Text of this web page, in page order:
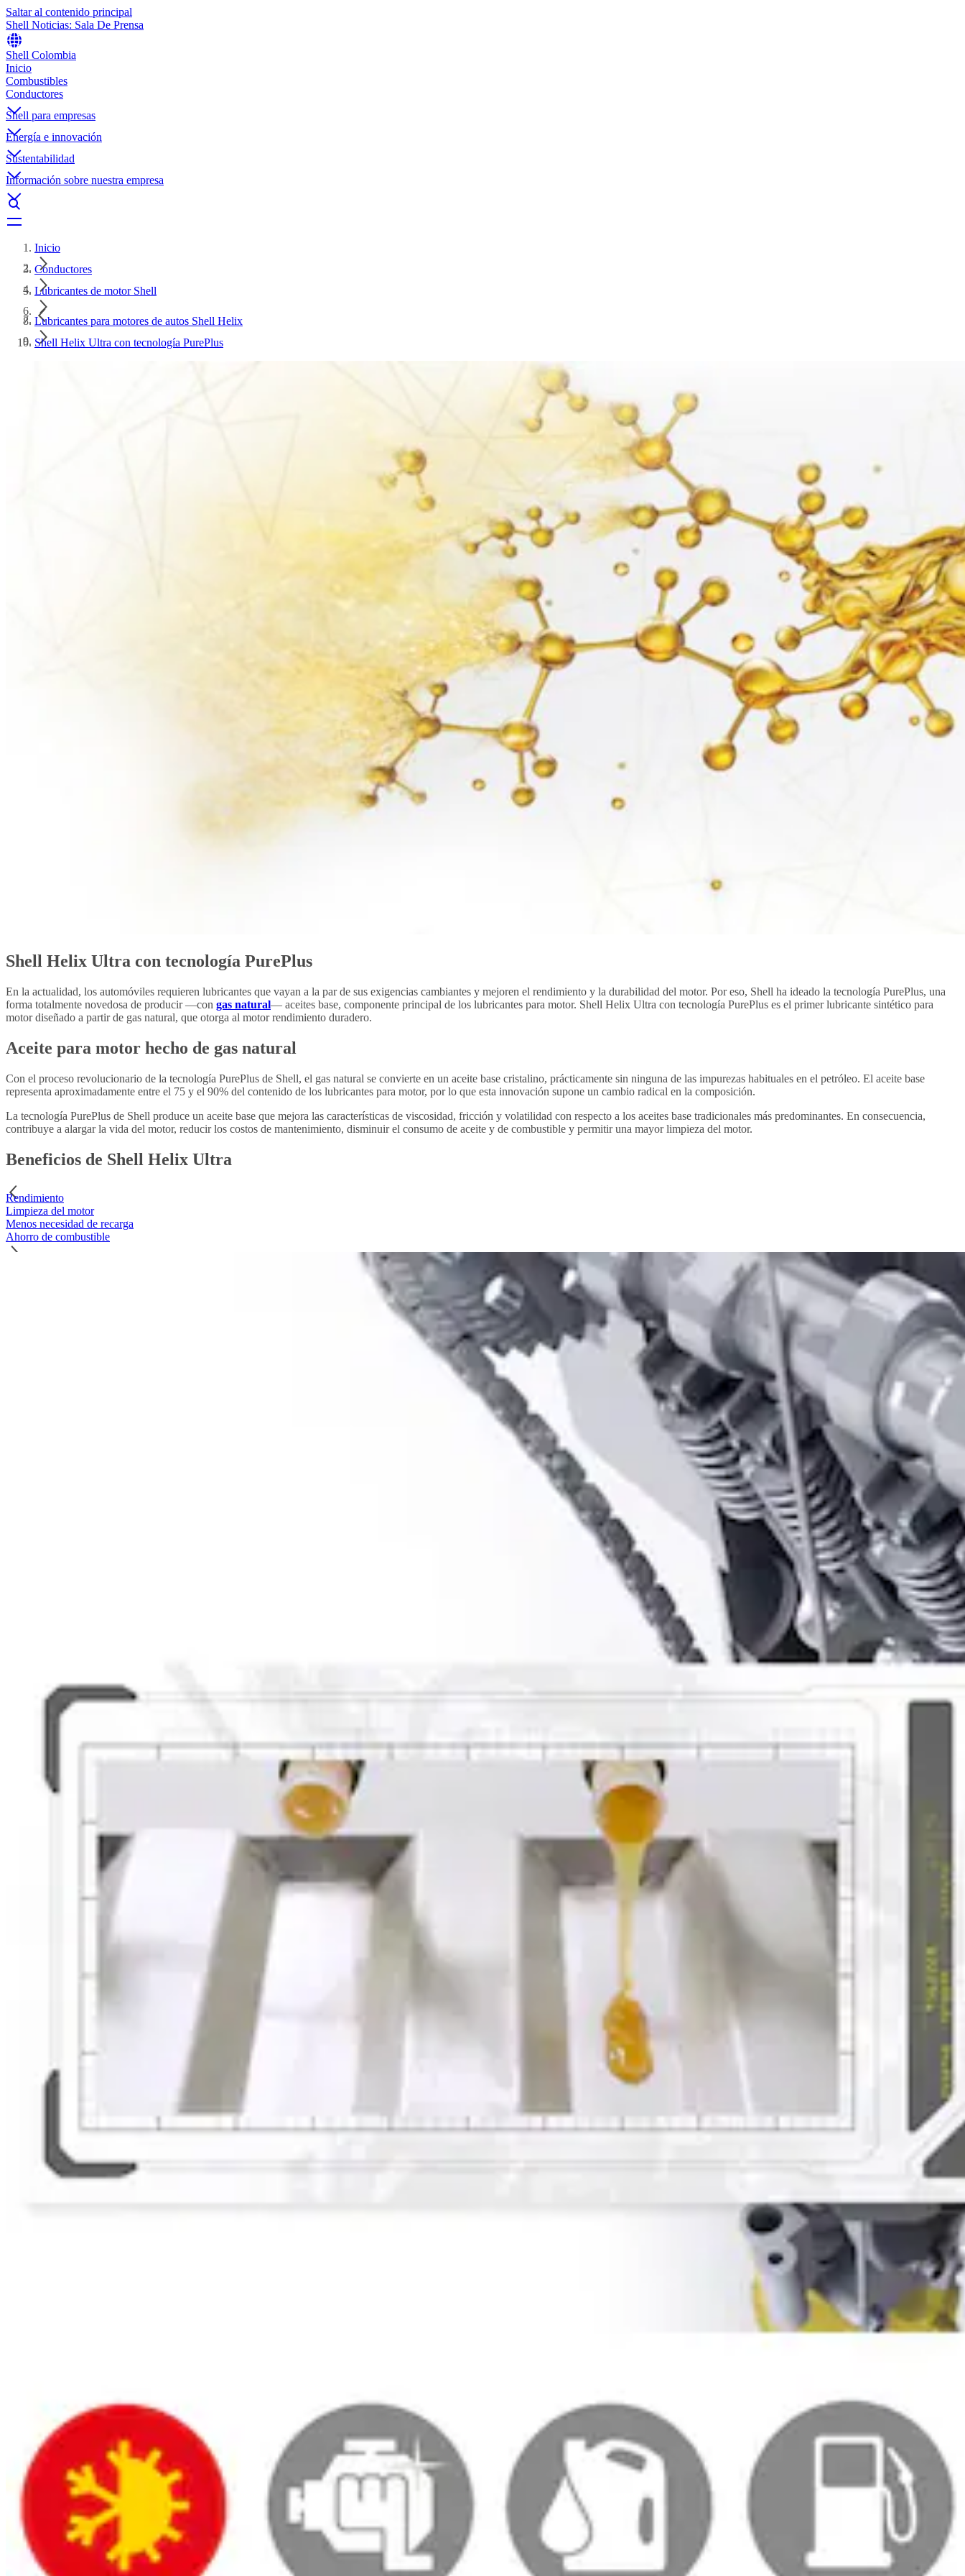
Saltar al contenido principal
Shell Noticias: Sala De Prensa
Shell Colombia
Inicio
Combustibles
Conductores
Shell para empresas
Energía e innovación
Sustentabilidad
Información sobre nuestra empresa
Inicio
Conductores
Lubricantes de motor Shell
Lubricantes para motores de autos Shell Helix
Shell Helix Ultra con tecnología PurePlus
Shell Helix Ultra con tecnología PurePlus
En la actualidad, los automóviles requieren lubricantes que vayan a la par de sus exigencias cambiantes y mejoren el rendimiento y la durabilidad del motor. Por eso, Shell ha ideado la tecnología PurePlus, una
forma totalmente novedosa de producir —con gas natural— aceites base, componente principal de los lubricantes para motor. Shell Helix Ultra con tecnología PurePlus es el primer lubricante sintético para
motor diseñado a partir de gas natural, que otorga al motor rendimiento duradero.
Aceite para motor hecho de gas natural
Con el proceso revolucionario de la tecnología PurePlus de Shell, el gas natural se convierte en un aceite base cristalino, prácticamente sin ninguna de las impurezas habituales en el petróleo. El aceite base
representa aproximadamente entre el 75 y el 90% del contenido de los lubricantes para motor, por lo que esta innovación supone un cambio radical en la composición.
La tecnología PurePlus de Shell produce un aceite base que mejora las características de viscosidad, fricción y volatilidad con respecto a los aceites base tradicionales más predominantes. En consecuencia,
contribuye a alargar la vida del motor, reducir los costos de mantenimiento, disminuir el consumo de aceite y de combustible y permitir una mayor limpieza del motor.
Beneficios de Shell Helix Ultra
Rendimiento
Limpieza del motor
Menos necesidad de recarga
Ahorro de combustible